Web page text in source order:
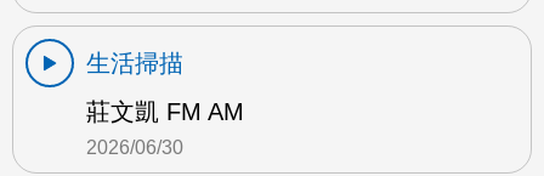
生活掃描
莊文凱 FM AM
2026/06/30